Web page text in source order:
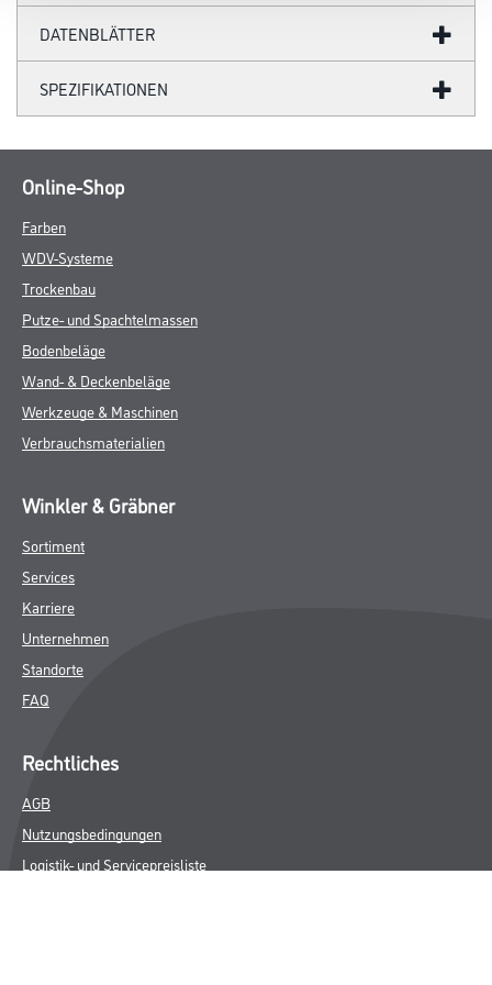
DATENBLÄTTER
SPEZIFIKATIONEN
Online-Shop
Farben
WDV-Systeme
Trockenbau
Putze- und Spachtelmassen
Bodenbeläge
Wand- & Deckenbeläge
Werkzeuge & Maschinen
Verbrauchsmaterialien
Winkler & Gräbner
Sortiment
Services
Karriere
Unternehmen
Standorte
FAQ
Rechtliches
AGB
Nutzungsbedingungen
Logistik- und Servicepreisliste